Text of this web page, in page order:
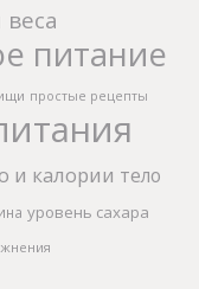
веса
питание
простые рецепты
и калории тело
уровень сахара